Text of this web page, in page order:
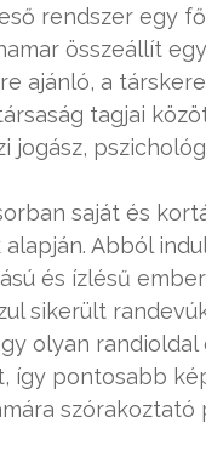
rendszer egy
összeállít
ajánló, a
tagjai
jogász,
saját és
alapján. Abból
és ízlésű
sikerült
olyan
így pontosabb